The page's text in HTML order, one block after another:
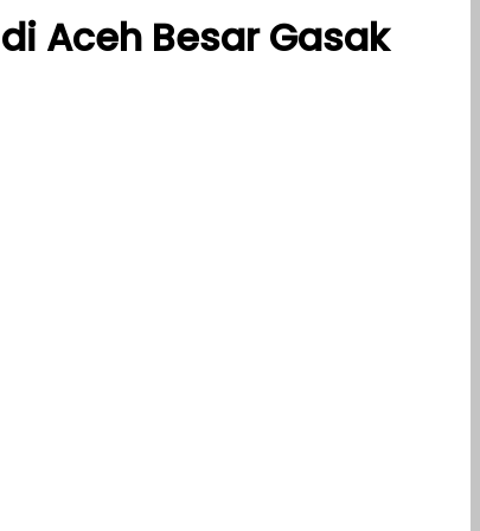
Aceh Besar Gasak